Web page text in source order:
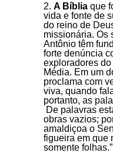
A Bíblia que
vida e fonte de
do reino de
missionária. Os
Antônio têm
forte denúncia
exploradores
Média. Em um
proclama com
viva, quando
portanto, as
De palavras
obras vazios;
amaldiçoa o
figueira em que
somente folhas.”